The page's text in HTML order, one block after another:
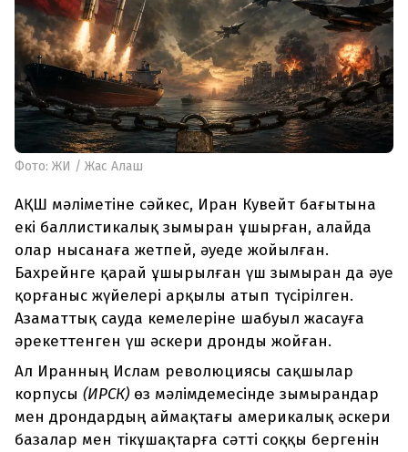
Фото: ЖИ / Жас Алаш
АҚШ мәліметіне сәйкес, Иран Кувейт бағытына
екі баллистикалық зымыран ұшырған, алайда
олар нысанаға жетпей, әуеде жойылған.
Бахрейнге қарай ұшырылған үш зымыран да әуе
қорғаныс жүйелері арқылы атып түсірілген.
Азаматтық сауда кемелеріне шабуыл жасауға
әрекеттенген үш әскери дронды жойған.
Ал Иранның Ислам революциясы сақшылар
корпусы (ИРСК) өз мәлімдемесінде зымырандар
мен дрондардың аймақтағы америкалық әскери
базалар мен тікұшақтарға сәтті соққы бергенін